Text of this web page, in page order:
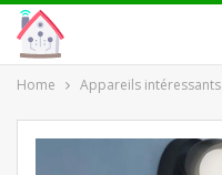
Home Appareils intéressants